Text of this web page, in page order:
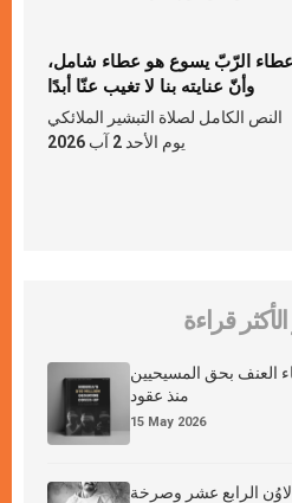
عطاء الرّبّ يسوع هو عطاء شامل،
وأنّ عنايته بنا لا تغيب عنّا أبدًا
النص الكامل لصلاة التبشير الملائكي
يوم الأحد 2 آب 2026
الأكثر قراءة
العنف بحق المسيحيين
منذ عقود
15 May 2026
لاوُن الرابع عشر وصرخة